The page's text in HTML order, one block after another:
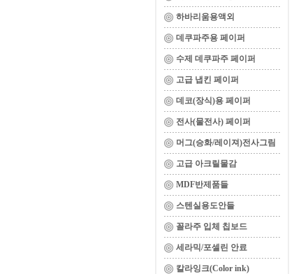
하바리움용액외
데쿠파주용 페이퍼
수제 데쿠파주 페이퍼
고급 냅킨 페이퍼
데코(장식)용 페이퍼
전사(물전사) 페이퍼
머그(승화/레이져)전사그림
고급 아크릴물감
MDF반제품들
스텐실용도안들
꼴라주 입체 칩보드
세라믹/포셀린 안료
칼라잉크(Color ink)